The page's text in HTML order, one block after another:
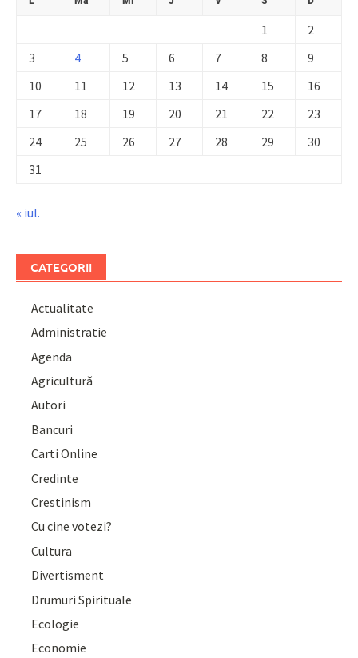
1
2
3
4 5 6 7 8
9
10
11 12 13 14 15
16
17
18 19 20 21 22
23
24
25 26 27 28 29
30
31
« iul.
CATEGORII
Actualitate
Administratie
Agenda
Agricultură
Autori
Bancuri
Carti Online
Credinte
Crestinism
Cu cine votezi?
Cultura
Divertisment
Drumuri Spirituale
Ecologie
Economie